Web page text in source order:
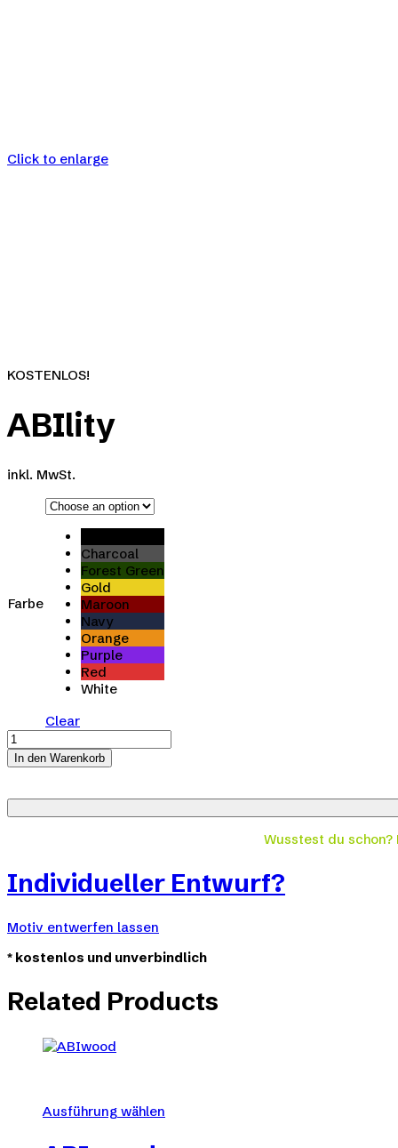
Click to enlarge
KOSTENLOS!
ABIlity
inkl. MwSt.
Farbe
Charcoal
Forest Green
Gold
Maroon
Navy
Orange
Purple
Red
White
Clear
ABIlity
quantity
In den Warenkorb
Wusstest du schon?
Individueller Entwurf?
Motiv entwerfen lassen
* kostenlos und unverbindlich
Related Products
Ausführung wählen
Produkt